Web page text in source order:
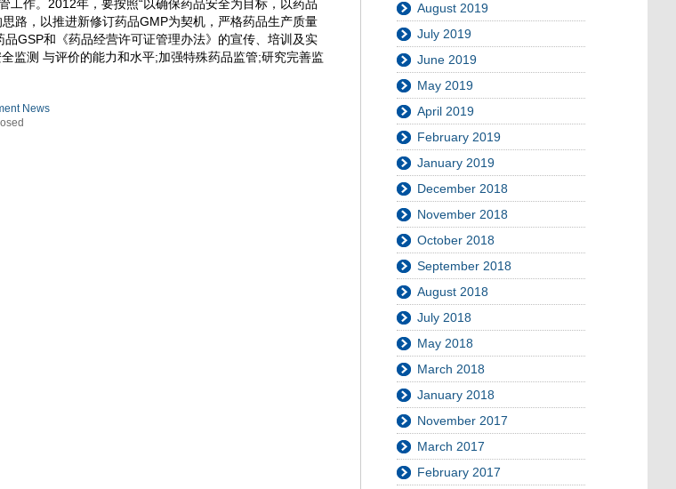
作。2012年，要按照“以确保药品安全为目标，以药品
路，以推进新修订药品GMP为契机，严格药品生产质量
GSP和《药品经营许可证管理办法》的宣传、培训及实
监测 与评价的能力和水平;加强特殊药品监管;研究完善监
News
August 2019
July 2019
June 2019
May 2019
April 2019
February 2019
January 2019
December 2018
November 2018
October 2018
September 2018
August 2018
July 2018
May 2018
March 2018
January 2018
November 2017
March 2017
February 2017